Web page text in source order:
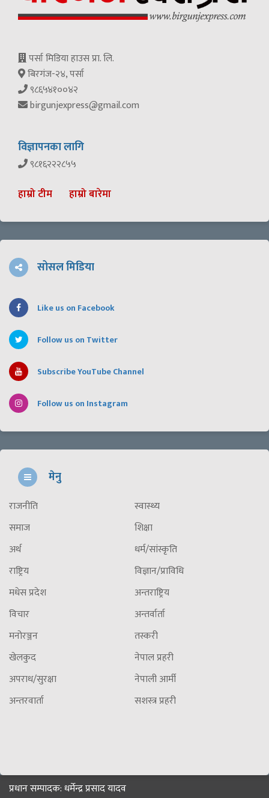
पर्सा मिडिया हाउस प्रा. लि.
बिरगंज-२४, पर्सा
९८६५४१००४२
birgunjexpress@gmail.com
विज्ञापनका लागि
९८१६२२२८५५
हाम्रो टीम हाम्रो बारेमा
सोसल मिडिया
Like us on Facebook
Follow us on Twitter
Subscribe YouTube Channel
Follow us on Instagram
मेनु
राजनीति
समाज
अर्थ
राष्ट्रिय
मधेस प्रदेश
विचार
मनोरञ्जन
खेलकुद
अपराध/सुरक्षा
अन्तरवार्ता
स्वास्थ्य
शिक्षा
धर्म/सांस्कृति
विज्ञान/प्राविधि
अन्तराष्ट्रिय
अन्तर्वार्ता
तस्करी
नेपाल प्रहरी
नेपाली आर्मी
सशस्त्र प्रहरी
प्रधान सम्पादक: धर्मेन्द्र प्रसाद यादव